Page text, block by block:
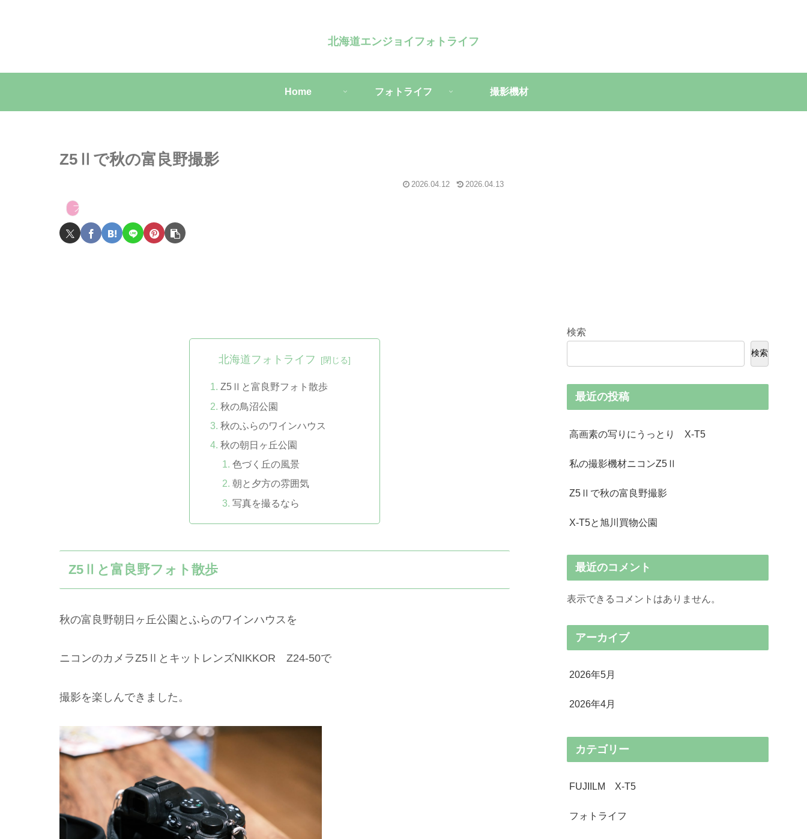
北海道エンジョイフォトライフ
Home フォトライフ 撮影機材
Z5Ⅱで秋の富良野撮影
2026.04.12 2026.04.13
フォトライフ
北海道フォトライフ
Z5Ⅱと富良野フォト散歩
秋の鳥沼公園
秋のふらのワインハウス
秋の朝日ヶ丘公園
色づく丘の風景
朝と夕方の雰囲気
写真を撮るなら
Z5Ⅱと富良野フォト散歩
秋の富良野朝日ヶ丘公園とふらのワインハウスを
ニコンのカメラZ5ⅡとキットレンズNIKKOR Z24-50で
撮影を楽しんできました。
検索
検索
最近の投稿
高画素の写りにうっとり X-T5
私の撮影機材ニコンZ5Ⅱ
Z5Ⅱで秋の富良野撮影
X-T5と旭川買物公園
最近のコメント
表示できるコメントはありません。
アーカイブ
2026年5月
2026年4月
カテゴリー
FUJIILM X-T5
フォトライフ